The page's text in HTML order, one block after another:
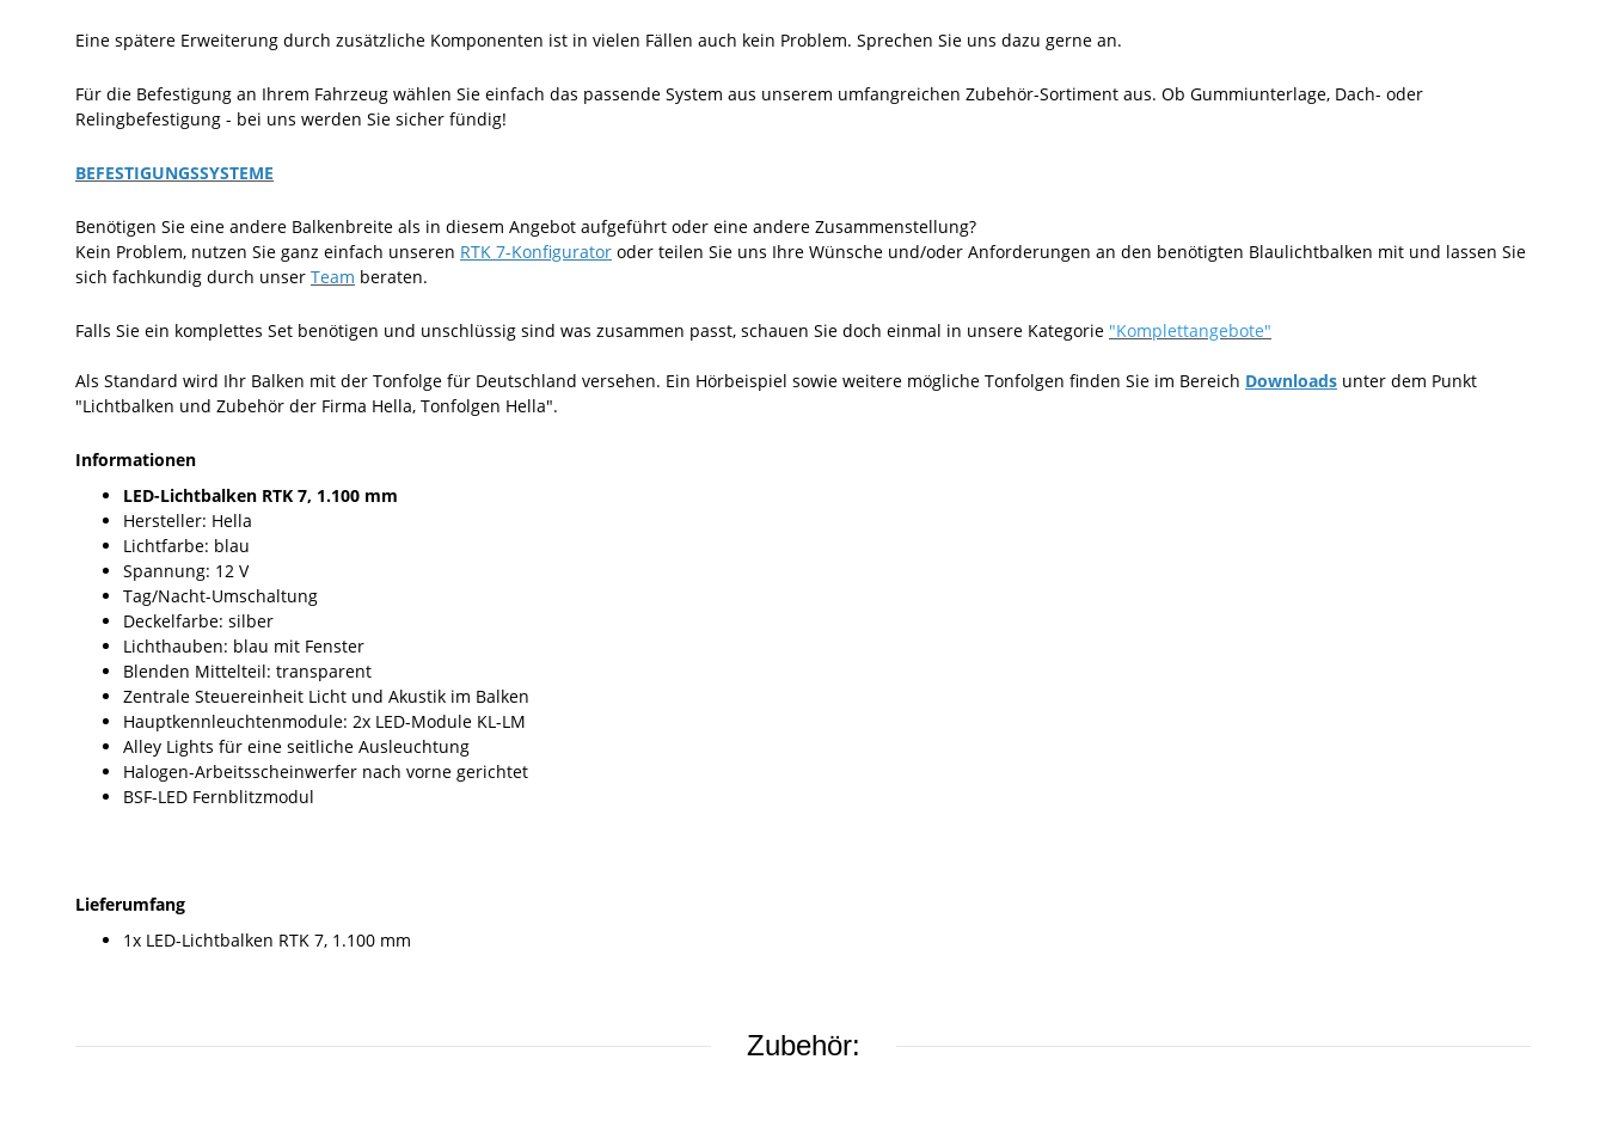
Eine spätere Erweiterung durch zusätzliche Komponenten ist in vielen Fällen auch kein Problem. Sprechen Sie uns dazu gerne an.
Für die Befestigung an Ihrem Fahrzeug wählen Sie einfach das passende System aus unserem umfangreichen Zubehör-Sortiment aus. Ob Gummiunterlage, Dach- oder
Relingbefestigung - bei uns werden Sie sicher fündig!
BEFESTIGUNGSSYSTEME
Benötigen Sie eine andere Balkenbreite als in diesem Angebot aufgeführt oder eine andere Zusammenstellung?
Kein Problem, nutzen Sie ganz einfach unseren RTK 7-Konfigurator oder teilen Sie uns Ihre Wünsche und/oder Anforderungen an den benötigten Blaulichtbalken mit und lassen Sie
sich fachkundig durch unser Team beraten.
Falls Sie ein komplettes Set benötigen und unschlüssig sind was zusammen passt, schauen Sie doch einmal in unsere Kategorie "Komplettangebote"
Als Standard wird Ihr Balken mit der Tonfolge für Deutschland versehen. Ein Hörbeispiel sowie weitere mögliche Tonfolgen finden Sie im Bereich Downloads unter dem Punkt
"Lichtbalken und Zubehör der Firma Hella, Tonfolgen Hella".
Informationen
LED-Lichtbalken RTK 7, 1.100 mm
Hersteller: Hella
Lichtfarbe: blau
Spannung: 12 V
Tag/Nacht-Umschaltung
Deckelfarbe: silber
Lichthauben: blau mit Fenster
Blenden Mittelteil: transparent
Zentrale Steuereinheit Licht und Akustik im Balken
Hauptkennleuchtenmodule: 2x LED-Module KL-LM
Alley Lights für eine seitliche Ausleuchtung
Halogen-Arbeitsscheinwerfer nach vorne gerichtet
BSF-LED Fernblitzmodul
Lieferumfang
1x LED-Lichtbalken RTK 7, 1.100 mm
Zubehör: